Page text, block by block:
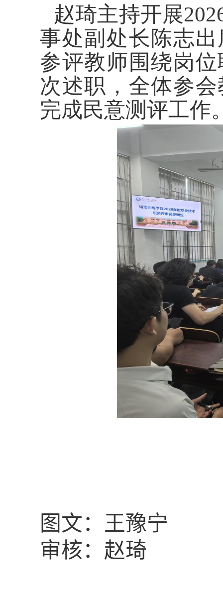
赵琦主持开展
事处副处长陈志
参评教师围绕岗
次述职，全体参
完成民意测评工作
图文：王豫宁
审核：赵琦